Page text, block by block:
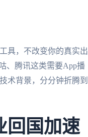
具，不改变你的真实出
、腾讯这类需要App播
术背景，分分钟折腾到
回国加速